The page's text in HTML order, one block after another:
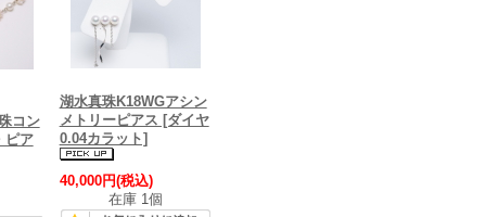
コン
ピア
湖水真珠K18WGアシン
メトリーピアス [ダイヤ
0.04カラット]
40,000円(税込)
在庫 1個